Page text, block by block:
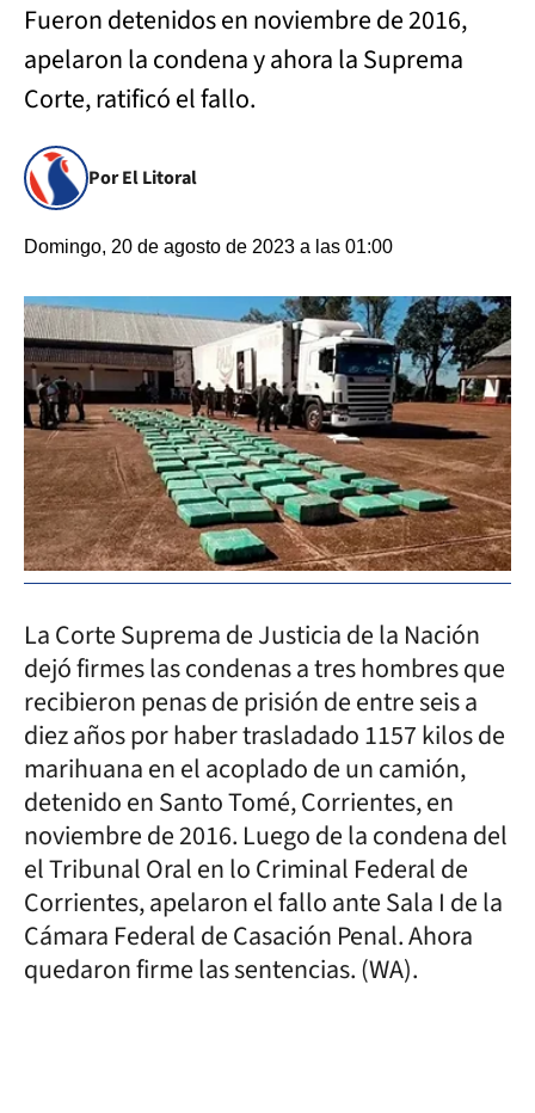
Fueron detenidos en noviembre de 2016,
apelaron la condena y ahora la Suprema
Corte, ratificó el fallo.
Por El Litoral
Domingo, 20 de agosto de 2023 a las 01:00
La Corte Suprema de Justicia de la Nación
dejó firmes las condenas a tres hombres que
recibieron penas de prisión de entre seis a
diez años por haber trasladado 1157 kilos de
marihuana en el acoplado de un camión,
detenido en Santo Tomé, Corrientes, en
noviembre de 2016. Luego de la condena del
el Tribunal Oral en lo Criminal Federal de
Corrientes, apelaron el fallo ante Sala I de la
Cámara Federal de Casación Penal. Ahora
quedaron firme las sentencias. (WA).